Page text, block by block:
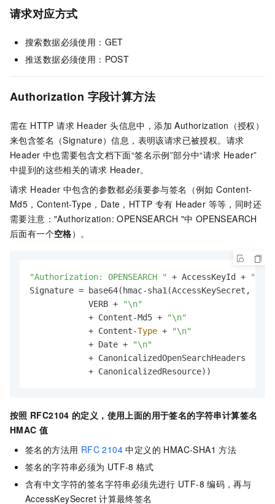
请求对应方式
搜索数据必须使用：GET
推送数据必须使用：POST
Authorization 字段计算方法
需在 HTTP 请求 Header 头信息中，添加 Authorization（授权）
来包含签名（Signature）信息，表明该请求已被授权。请求
Header 中也需要包含文档下面“签名示例”部分中“请求 Header”
中提到的这些相关的请求 Header。
请求 Header 中包含的参数都必须要参与签名（例如 Content-
Md5，Content-Type，Date，HTTP 专有 Header 等等，同时还
需要注意："Authorization: OPENSEARCH "中 OPENSEARCH
后面有一个空格）。
"Authorization: OPENSEARCH " + AccessKeyId + ":"
Signature = base64(hmac-sha1(AccessKeySecret,
            VERB +
"\n"
            + Content-Md5 +
"\n"
            + Content-
Type +
"\n"
            + Date +
"\n"
            + CanonicalizedOpenSearchHeaders
            + CanonicalizedResource))
按照 RFC2104 的定义，使用上面的用于签名的字符串计算签名
HMAC 值
签名的方法用 RFC 2104 中定义的 HMAC-SHA1 方法
签名的字符串必须为 UTF-8 格式
含有中文字符的签名字符串必须先进行 UTF-8 编码，再与
AccessKeySecret 计算最终签名